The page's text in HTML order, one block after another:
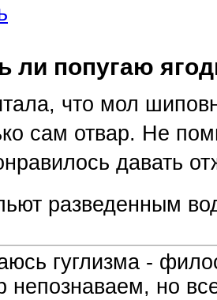
ли попугаю
что мол
сам отвар. Не
давать
разведенным
гуглизма -
непознаваем, но